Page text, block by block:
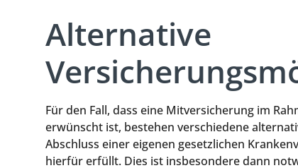
Alternative
Für den Fall, dass eine Mitversicherung im
erwünscht ist, bestehen verschiedene
Abschluss einer eigenen gesetzlichen
hierfür erfüllt. Dies ist insbesondere dann